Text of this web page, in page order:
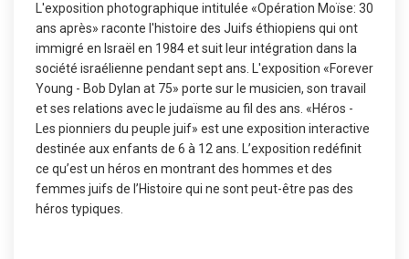
L'exposition photographique intitulée «Opération Moïse: 30
ans après» raconte l'histoire des Juifs éthiopiens qui ont
immigré en Israël en 1984 et suit leur intégration dans la
société israélienne pendant sept ans. L'exposition «Forever
Young - Bob Dylan at 75» porte sur le musicien, son travail
et ses relations avec le judaïsme au fil des ans. «Héros -
Les pionniers du peuple juif» est une exposition interactive
destinée aux enfants de 6 à 12 ans. L’exposition redéfinit
ce qu’est un héros en montrant des hommes et des
femmes juifs de l’Histoire qui ne sont peut-être pas des
héros typiques.